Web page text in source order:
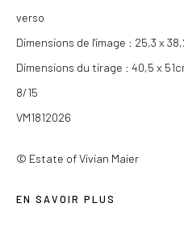
Privacy Policy
COPYRIGHT © 2026 LES
SITE BY ARTLOGIC
verso
Dimensions de l'image : 25,3 x
Dimensions du tirage : 40,5 x
8/15
VM1812026
© Estate of Vivian Maier
EN SAVOIR PLUS